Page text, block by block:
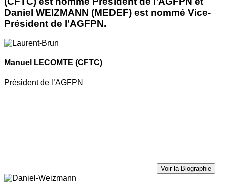
Daniel WEIZMANN (MEDEF) est nommé Vice-
Président de l’AGFPN.
Manuel LECOMTE (CFTC)
Président de l’AGFPN
Voir la Biographie